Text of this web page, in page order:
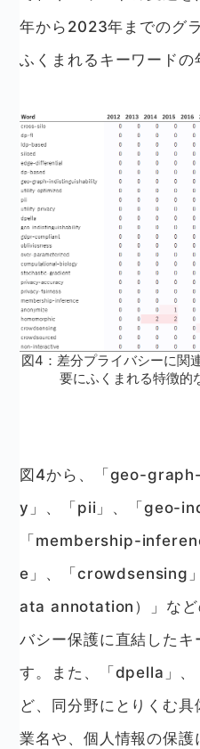
年から2023年までのグ
ふくまれるキーワードの
図4：差分プライバシーに関
要にふくまれる特徴的
図4から、「geo-
y」、「pii」、「geo-
「membership-
e」、「crowdsensing
ata annotation）」など
バシー保護に直結したキ
す。また、「dpella」
ど、同分野にとりくむ
業名や、個人情報の保